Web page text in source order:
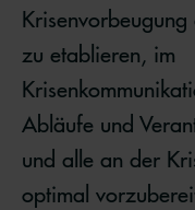
Krisenvorbeugung
zu etablieren, im
Abläufe und
und alle an der
optimal